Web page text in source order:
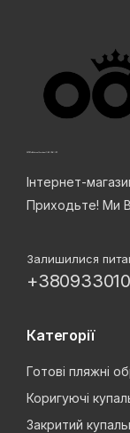
Інтернет-
Приходьте! Ми
Залишилися
Категорії
Готові пляжні
Коригуючі
Закритий